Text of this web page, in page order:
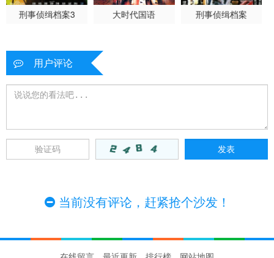
刑事侦缉档案3 大时代国语 刑事侦缉档案
用户评论
当前没有评论，赶紧抢个沙发！